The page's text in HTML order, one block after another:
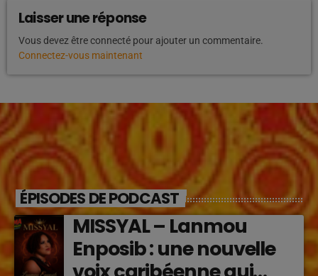
Laisser une réponse
Vous devez être connecté pour ajouter un commentaire.
Connectez-vous maintenant
ÉPISODES DE PODCAST
MISSYAL – Lanmou
Enposib : une nouvelle